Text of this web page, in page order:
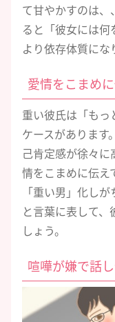
て甘やかすのは、、
ると「彼女には何
より依存体質にな
愛情をこまめ
重い彼氏は「もっ
ケースがあります
己肯定感が徐々
情をこまめに伝え
「重い男」化し
と言葉に表して
しょう。
喧嘩が嫌で話